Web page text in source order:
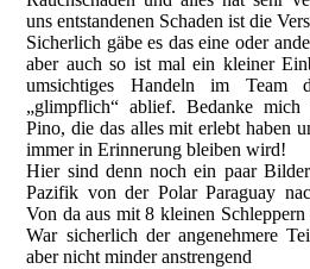
uns entstandenen Schaden ist die
Sicherlich gäbe es das eine oder
aber auch so ist mal ein kleiner
umsichtiges Handeln im Team
„glimpflich“ ablief. Bedanke
Pino, die das alles mit erlebt haben
immer in Erinnerung bleiben wird!
Hier sind denn noch ein paar
Pazifik von der Polar Paraguay
Von da aus mit 8 kleinen
War sicherlich der angenehmere
aber nicht minder anstrengend